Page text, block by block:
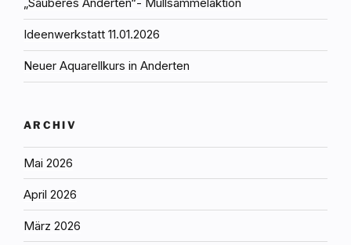
Ideenwerkstatt 11.01.2026
Neuer Aquarellkurs in Anderten
ARCHIV
Mai 2026
April 2026
März 2026